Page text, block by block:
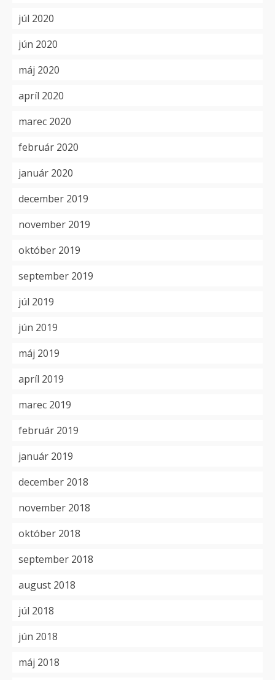
júl 2020
jún 2020
máj 2020
apríl 2020
marec 2020
február 2020
január 2020
december 2019
november 2019
október 2019
september 2019
júl 2019
jún 2019
máj 2019
apríl 2019
marec 2019
február 2019
január 2019
december 2018
november 2018
október 2018
september 2018
august 2018
júl 2018
jún 2018
máj 2018